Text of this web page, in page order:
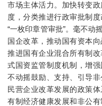
市场主体活力。加快转变
度，分类推进行政审批制
“一枚印章管审批”。毫不动
国企改革，推动国有资本
推进国有企业混合所有制
式国资监管制度机制，增
不动摇鼓励、支持、引导
民营企业改革发展的政策
有制经济健康发展和非公